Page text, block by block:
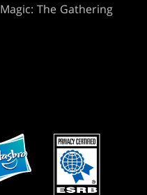
Magic: The Gathering